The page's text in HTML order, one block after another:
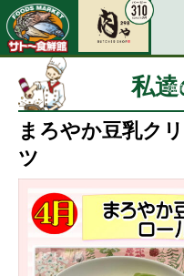
筑
私
まろやか豆乳ク
ツ